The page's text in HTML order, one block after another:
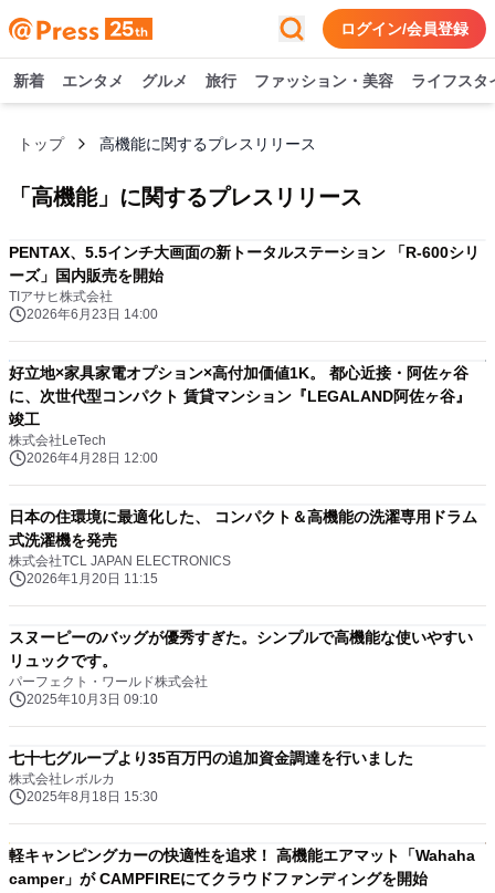
ログイン/会員登録
新着 エンタメ グルメ 旅行 ファッション・美容 ライフスタ
トップ 高機能に関するプレスリリース
「 高機能」に関するプレスリリース
PENTAX、5.5インチ大画面の新トータルステーション 「R-600シリ
ーズ」国内販売を開始
TIアサヒ株式会社
2026年6月23日 14:00
好立地×家具家電オプション×高付加価値1K。 都心近接・阿佐ヶ谷
に、次世代型コンパクト 賃貸マンション『LEGALAND阿佐ヶ谷』
竣工
株式会社LeTech
2026年4月28日 12:00
日本の住環境に最適化した、 コンパクト＆高機能の洗濯専用ドラム
式洗濯機を発売
株式会社TCL JAPAN ELECTRONICS
2026年1月20日 11:15
スヌーピーのバッグが優秀すぎた。シンプルで高機能な使いやすい
リュックです。
パーフェクト・ワールド株式会社
2025年10月3日 09:10
七十七グループより35百万円の追加資金調達を行いました
株式会社レボルカ
2025年8月18日 15:30
軽キャンピングカーの快適性を追求！ 高機能エアマット「Wahaha
camper」が CAMPFIREにてクラウドファンディングを開始